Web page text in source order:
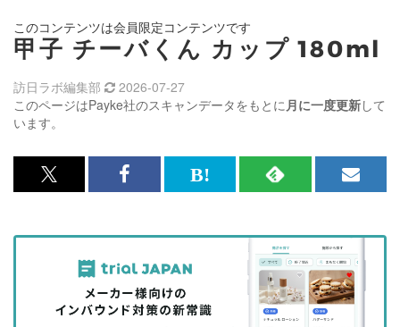
このコンテンツは会員限定コンテンツです
甲子 チーバくん カップ 180ml
このページはPayke社のスキャンデータをもとに月に一度更新して
います。
訪日ラボ編集部 2026-07-27
x<br>
記
を
Facebook<br>
記
事
を
は
な
ッ
RSS
記
事
を
メ
マ
ガ
登